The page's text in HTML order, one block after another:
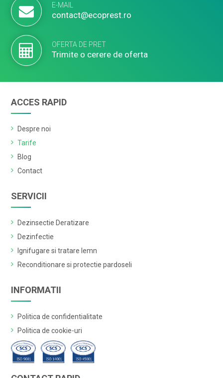
E-MAIL
contact@ecoprest.ro
OFERTA DE PRET
Trimite o cerere de oferta
ACCES RAPID
Despre noi
Tarife
Blog
Contact
SERVICII
Dezinsectie Deratizare
Dezinfectie
Ignifugare si tratare lemn
Reconditionare si protectie pardoseli
INFORMATII
Politica de confidentialitate
Politica de cookie-uri